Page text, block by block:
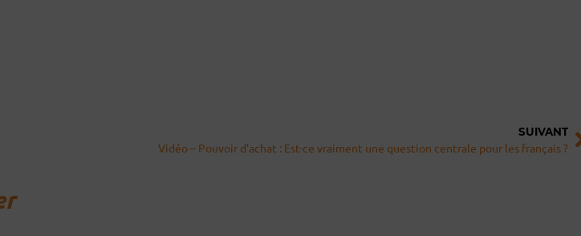
SUIVANT
Vidéo – Pouvoir d’achat : Est-ce vraiment une question centrale pour les français ?